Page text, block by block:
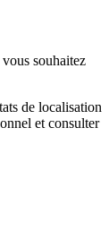
souhaitez
de localisation
et consulter